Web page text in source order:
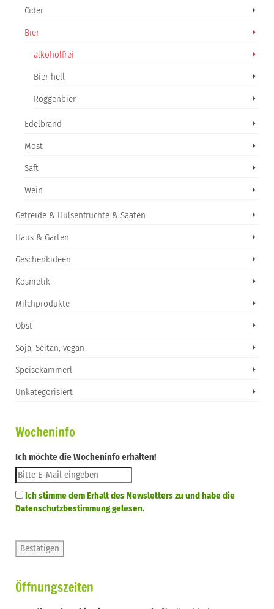
Cider
Bier
alkoholfrei
Bier hell
Roggenbier
Edelbrand
Most
Saft
Wein
Getreide & Hülsenfrüchte & Saaten
Haus & Garten
Geschenkideen
Kosmetik
Milchprodukte
Obst
Soja, Seitan, vegan
Speisekammerl
Unkategorisiert
Wocheninfo
Ich möchte die Wocheninfo erhalten!
Ich stimme dem Erhalt des Newsletters zu und habe die
Datenschutzbestimmung gelesen.
Öffnungszeiten